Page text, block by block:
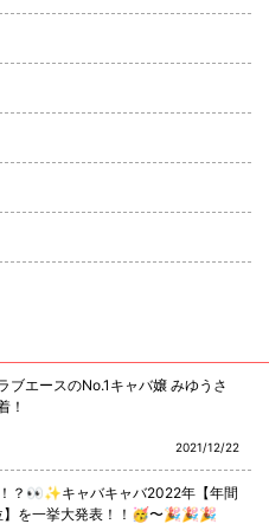
エースのNo.1キャバ嬢 みゆうさ
！
2021/12/22
？👀✨キャバキャバ2022年【年間
】を一挙大発表！！🥳〜🎉🎉🎉